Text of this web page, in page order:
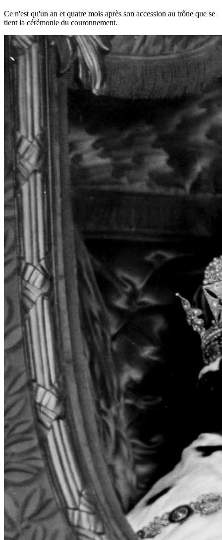
Ce n'est qu'un an et quatre mois après son accession au trône que se
tient la cérémonie du couronnement.